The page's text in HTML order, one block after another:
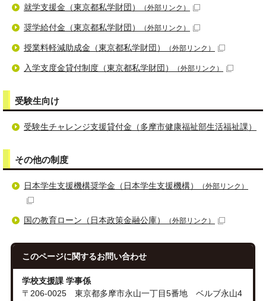
就学支援金（東京都私学財団） （外部リンク）
奨学給付金（東京都私学財団） （外部リンク）
授業料軽減助成金（東京都私学財団） （外部リンク）
入学支度金貸付制度（東京都私学財団） （外部リンク）
受験生向け
受験生チャレンジ支援貸付金（多摩市健康福祉部生活福祉課）
その他の制度
日本学生支援機構奨学金（日本学生支援機構） （外部リンク）
国の教育ローン（日本政策金融公庫） （外部リンク）
このページに関するお問い合わせ
学校支援課 学事係
〒206-0025 東京都多摩市永山一丁目5番地 ベルブ永山4